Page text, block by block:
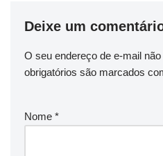
Deixe um
O seu endereço de e-mail
obrigatórios são marcados
Nome *